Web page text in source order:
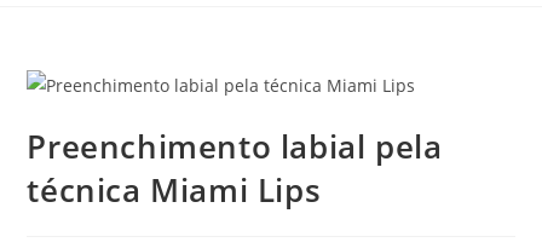
Preenchimento labial pela
técnica Miami Lips